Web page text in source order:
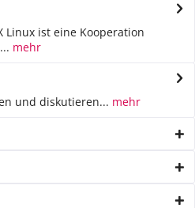
Linux ist eine Kooperation
mehr
und diskutieren... mehr